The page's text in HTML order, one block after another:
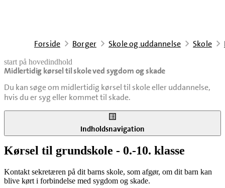
Forside Borger Skole og uddannelse Skole
start på hovedindhold
Midlertidig kørsel til skole ved sygdom og skade
Du kan søge om midlertidig kørsel til skole eller uddannelse,
hvis du er syg eller kommet til skade.
senest opdateret 10. juni 2026
Indholdsnavigation
Kørsel til grundskole - 0.-10. klasse
Kontakt sekretæren på dit barns skole, som afgør, om dit barn kan
blive kørt i forbindelse med sygdom og skade.